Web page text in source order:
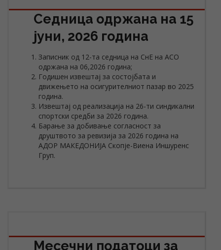
Седница одржана на 15
јуни, 2026 година
Записник од 12-та седница на СнЕ на АСО
одржана на 06,2026 година;
Годишен извештај за состојбата и
движењето на осигурителниот пазар во 2025
година.
Извештај од реализација на 26-ти синдикални
спортски средби за 2026 година.
Барање за добивање согласност за
друштвото за ревизија за 2026 година на
АДОР МАКЕДОНИЈА Скопје-Виена Иншуренс
Груп.
Месечни податоци за